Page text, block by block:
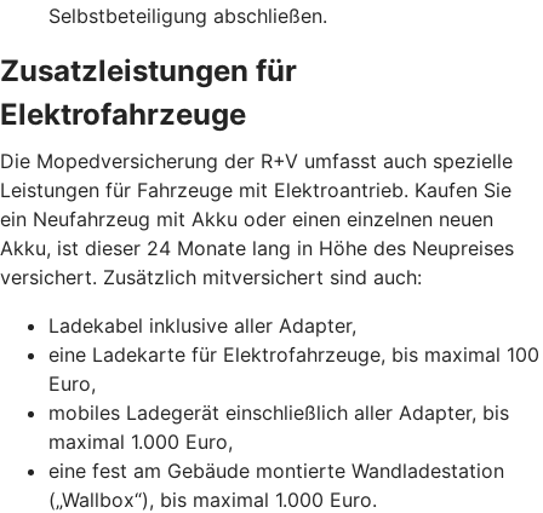
Selbstbeteiligung abschließen.
Zusatzleistungen für
Elektrofahrzeuge
Die Mopedversicherung der R+V umfasst auch spezielle
Leistungen für Fahrzeuge mit Elektroantrieb. Kaufen Sie
ein Neufahrzeug mit Akku oder einen einzelnen neuen
Akku, ist dieser 24 Monate lang in Höhe des Neupreises
versichert. Zusätzlich mitversichert sind auch:
Ladekabel inklusive aller Adapter,
eine Ladekarte für Elektrofahrzeuge, bis maximal 100
Euro,
mobiles Ladegerät einschließlich aller Adapter, bis
maximal 1.000 Euro,
eine fest am Gebäude montierte Wandladestation
(„Wallbox“), bis maximal 1.000 Euro.